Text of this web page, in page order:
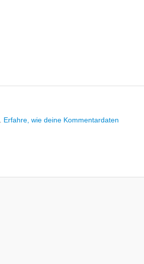
Erfahre, wie deine Kommentardaten